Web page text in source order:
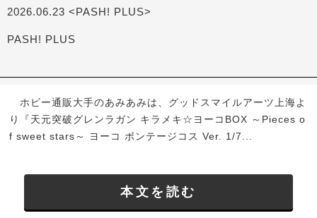
2026.06.23 <PASH! PLUS>
PASH! PLUS
ホビー通販大手のあみあみは、グッドスマイルアーツ上海よ
り『天元突破グレンラガン キラメキ☆ヨーコBOX ～Pieces o
f sweet stars～ ヨーコ ボンテージコス Ver. 1/7...
本文を読む